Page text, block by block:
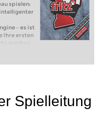
spielen:
– es ist
Ihre ersten
machen
Mit
und
Spielleitung